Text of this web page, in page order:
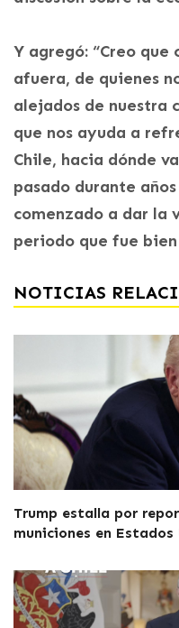
Y agregó: “Creo que
afuera, de quienes
alejados de nuestra
que nos ayuda a
Chile, hacia dónde
pasado durante
comenzado a dar la
periodo que fue
NOTICIAS
Trump estalla por
municiones en Estados